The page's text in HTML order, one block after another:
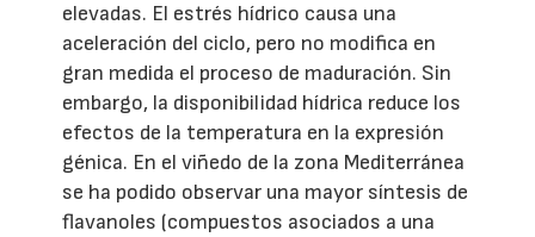
elevadas. El estrés hídrico causa una
aceleración del ciclo, pero no modifica en
gran medida el proceso de maduración. Sin
embargo, la disponibilidad hídrica reduce los
efectos de la temperatura en la expresión
génica. En el viñedo de la zona Mediterránea
se ha podido observar una mayor síntesis de
flavanoles (compuestos asociados a una